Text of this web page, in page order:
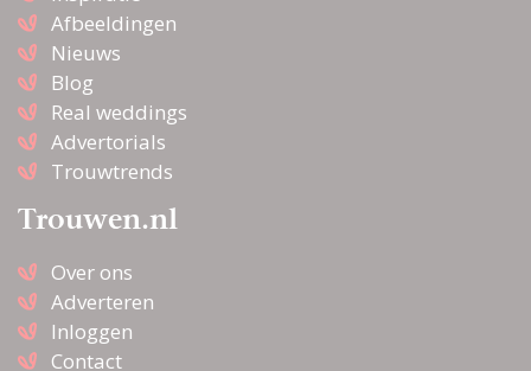
Afbeeldingen
Nieuws
Blog
Real weddings
Advertorials
Trouwtrends
Trouwen.nl
Over ons
Adverteren
Inloggen
Contact